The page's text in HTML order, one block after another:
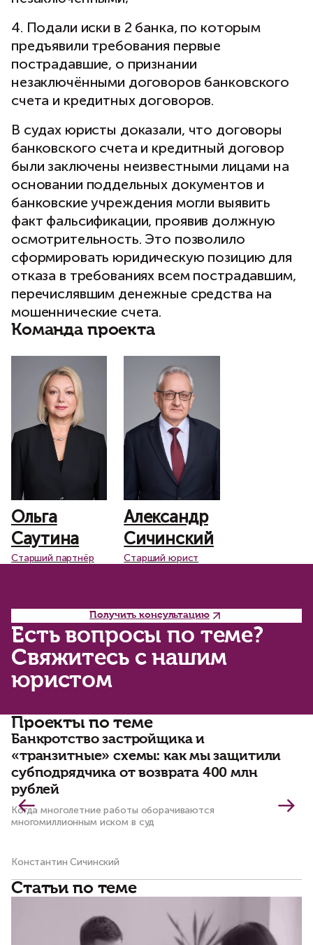
4. Подали иски в 2 банка, по которым
предъявили требования первые
пострадавшие, о признании
незаключёнными договоров банковского
счета и кредитных договоров.
В судах юристы доказали, что договоры
банковского счета и кредитный договор
были заключены неизвестными лицами на
основании поддельных документов и
банковские учреждения могли выявить
факт фальсификации, проявив должную
осмотрительность. Это позволило
сформировать юридическую позицию для
отказа в требованиях всем пострадавшим,
перечислявшим денежные средства на
мошеннические счета.
Команда проекта
Ольга
Саутина
Старший партнёр
Александр
Сичинский
Старший юрист
Есть вопросы по теме?
Свяжитесь с нашим
юристом
Получить консультацию
Проекты по теме
Банкротство застройщика и
«транзитные» схемы: как мы защитили
субподрядчика от возврата 400 млн
рублей
Когда многолетние работы оборачиваются
многомиллионным иском в суд
Константин Сичинский
Статьи по теме